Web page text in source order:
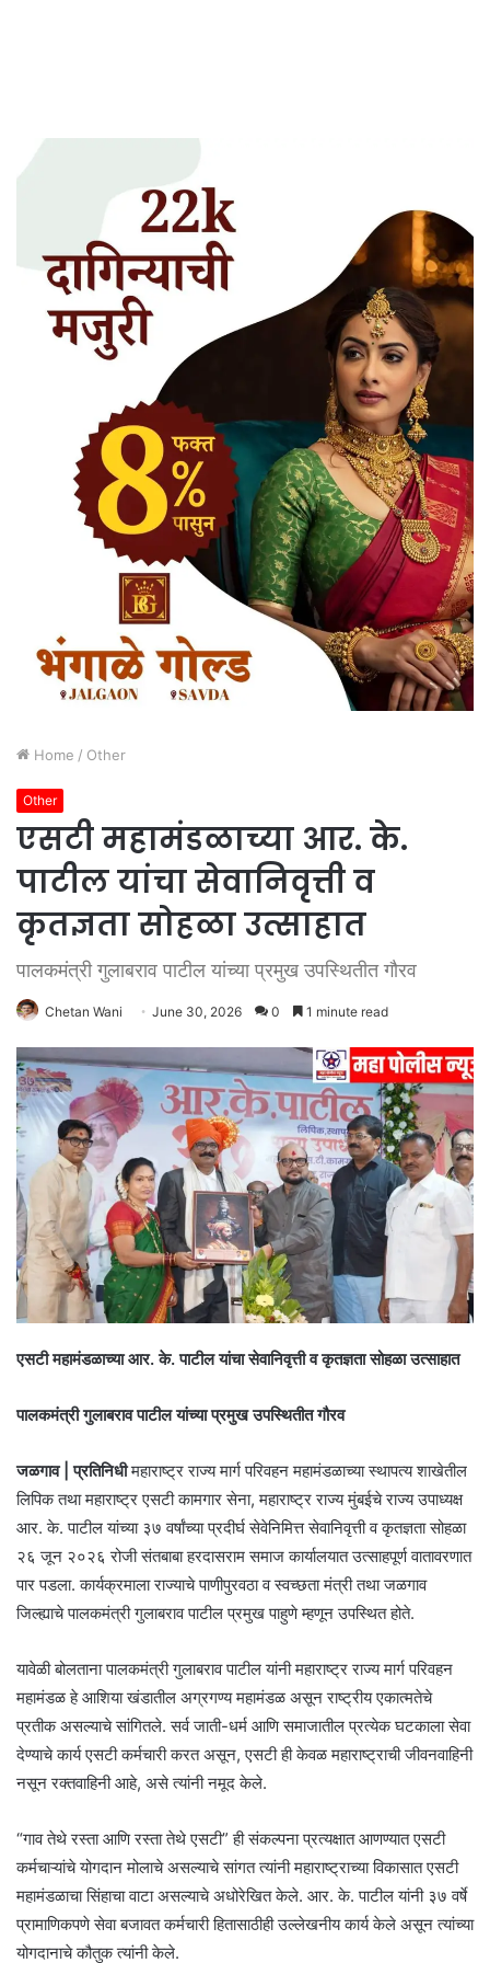
Home / Other
Other
एसटी महामंडळाच्या आर. के.
पाटील यांचा सेवानिवृत्ती व
कृतज्ञता सोहळा उत्साहात
पालकमंत्री गुलाबराव पाटील यांच्या प्रमुख उपस्थितीत गौरव
Chetan Wani June 30, 2026 0 1 minute read
एसटी महामंडळाच्या आर. के. पाटील यांचा सेवानिवृत्ती व कृतज्ञता सोहळा उत्साहात
पालकमंत्री गुलाबराव पाटील यांच्या प्रमुख उपस्थितीत गौरव
जळगाव | प्रतिनिधीमहाराष्ट्र राज्य मार्ग परिवहन महामंडळाच्या स्थापत्य शाखेतील
लिपिक तथा महाराष्ट्र एसटी कामगार सेना, महाराष्ट्र राज्य मुंबईचे राज्य उपाध्यक्ष
आर. के. पाटील यांच्या ३७ वर्षांच्या प्रदीर्घ सेवेनिमित्त सेवानिवृत्ती व कृतज्ञता सोहळा
२६ जून २०२६ रोजी संतबाबा हरदासराम समाज कार्यालयात उत्साहपूर्ण वातावरणात
पार पडला. कार्यक्रमाला राज्याचे पाणीपुरवठा व स्वच्छता मंत्री तथा जळगाव
जिल्ह्याचे पालकमंत्री गुलाबराव पाटील प्रमुख पाहुणे म्हणून उपस्थित होते.
यावेळी बोलताना पालकमंत्री गुलाबराव पाटील यांनी महाराष्ट्र राज्य मार्ग परिवहन
महामंडळ हे आशिया खंडातील अग्रगण्य महामंडळ असून राष्ट्रीय एकात्मतेचे
प्रतीक असल्याचे सांगितले. सर्व जाती-धर्म आणि समाजातील प्रत्येक घटकाला सेवा
देण्याचे कार्य एसटी कर्मचारी करत असून, एसटी ही केवळ महाराष्ट्राची जीवनवाहिनी
नसून रक्तवाहिनी आहे, असे त्यांनी नमूद केले.
“गाव तेथे रस्ता आणि रस्ता तेथे एसटी” ही संकल्पना प्रत्यक्षात आणण्यात एसटी
कर्मचाऱ्यांचे योगदान मोलाचे असल्याचे सांगत त्यांनी महाराष्ट्राच्या विकासात एसटी
महामंडळाचा सिंहाचा वाटा असल्याचे अधोरेखित केले. आर. के. पाटील यांनी ३७ वर्षे
प्रामाणिकपणे सेवा बजावत कर्मचारी हितासाठीही उल्लेखनीय कार्य केले असून त्यांच्या
योगदानाचे कौतुक त्यांनी केले.